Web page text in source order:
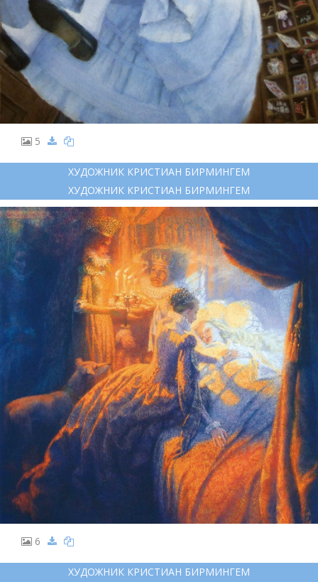
5
ХУДОЖНИК КРИСТИАН БИРМИНГЕМ
ХУДОЖНИК КРИСТИАН БИРМИНГЕМ
6
ХУДОЖНИК КРИСТИАН БИРМИНГЕМ